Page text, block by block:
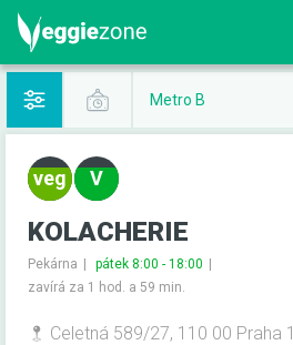
Metro B
KOLACHERIE
Pekárna
pátek 8:00 - 18:00
zavírá za 1 hod. a 59 min.
Celetná 589/27, 110 00 Praha